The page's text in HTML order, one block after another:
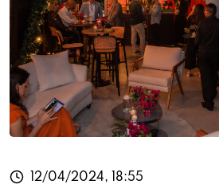
12/04/2024, 18:55